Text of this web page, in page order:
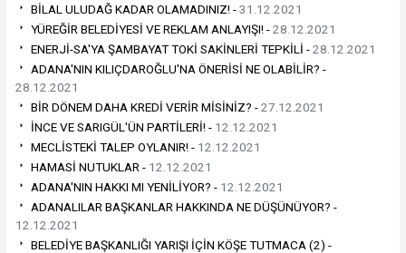
BİLAL ULUDAĞ KADAR OLAMADINIZ! -31.12.2021
YÜREĞİR BELEDİYESİ VE REKLAM ANLAYIŞI! -28.12.2021
ENERJİ-SA'YA ŞAMBAYAT TOKİ SAKİNLERİ TEPKİLİ -28.12.2021
ADANA'NIN KILIÇDAROĞLU'NA ÖNERİSİ NE OLABİLİR? -
28.12.2021
BİR DÖNEM DAHA KREDİ VERİR MİSİNİZ? -27.12.2021
İNCE VE SARIGÜL'ÜN PARTİLERİ! - 12.12.2021
MECLİSTEKİ TALEP OYLANIR! - 12.12.2021
HAMASİ NUTUKLAR - 12.12.2021
ADANA'NIN HAKKI MI YENİLİYOR? - 12.12.2021
ADANALILAR BAŞKANLAR HAKKINDA NE DÜŞÜNÜYOR? -
12.12.2021
BELEDİYE BAŞKANLIĞI YARIŞI İÇİN KÖŞE TUTMACA (2) -